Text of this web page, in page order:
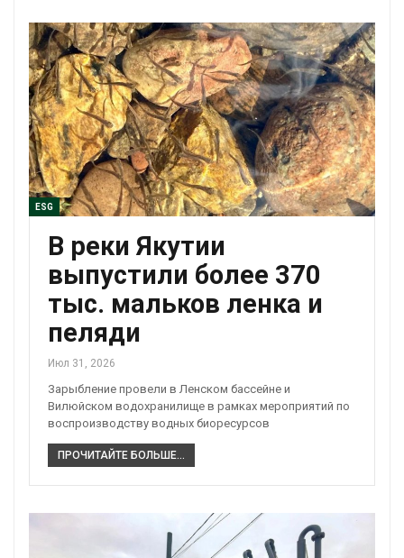
ESG
В реки Якутии
выпустили более 370
тыс. мальков ленка и
пеляди
Июл 31, 2026
Зарыбление провели в Ленском бассейне и
Вилюйском водохранилище в рамках мероприятий по
воспроизводству водных биоресурсов
ПРОЧИТАЙТЕ БОЛЬШЕ...